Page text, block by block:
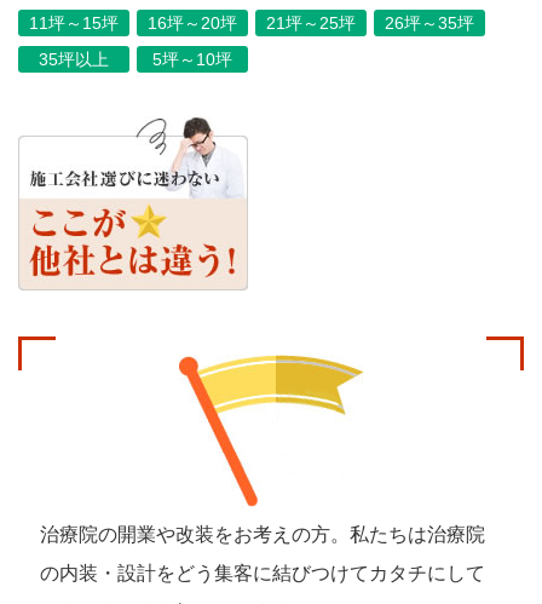
11坪～15坪
16坪～20坪 21坪～25坪
26坪～35坪
35坪以上
5坪～10坪
治療院の開業や改装をお考えの方。私たちは治療院
の内装・設計をどう集客に結びつけてカタチにして